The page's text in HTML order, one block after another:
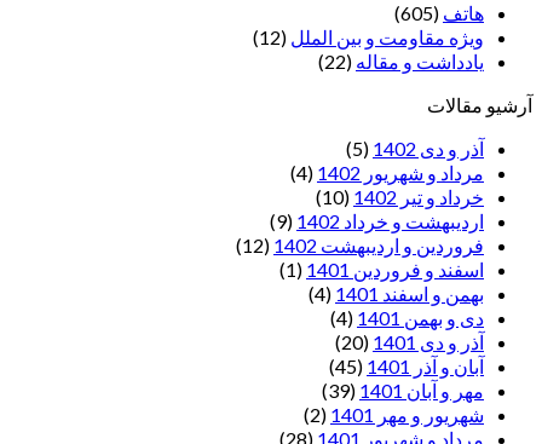
هاتف (605)
ویژه مقاومت و بین الملل (12)
یادداشت‌ و مقاله (22)
آرشیو مقالات
آذر و دی 1402
(5)
مرداد و شهریور 1402
(4)
خرداد و تیر 1402
(10)
اردیبهشت و خرداد 1402
(9)
فروردین و اردیبهشت 1402
(12)
اسفند و فروردین 1401
(1)
بهمن و اسفند 1401
(4)
دی و بهمن 1401
(4)
آذر و دی 1401
(20)
آبان و آذر 1401
(45)
مهر و آبان 1401
(39)
شهریور و مهر 1401
(2)
مرداد و شهریور 1401
(28)